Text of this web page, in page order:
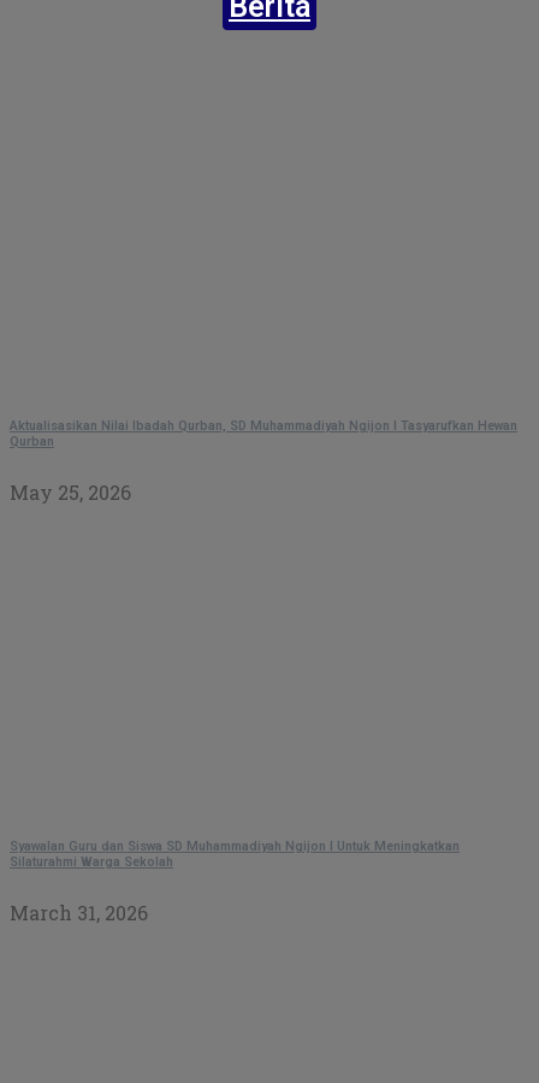
Aktualisasikan Nilai Ibadah Qurban, SD Muhammadiyah Ngijon I Tasyarufkan Hewan
Qurban
May 25, 2026
Syawalan Guru dan Siswa SD Muhammadiyah Ngijon I Untuk Meningkatkan
Silaturahmi Warga Sekolah
March 31, 2026